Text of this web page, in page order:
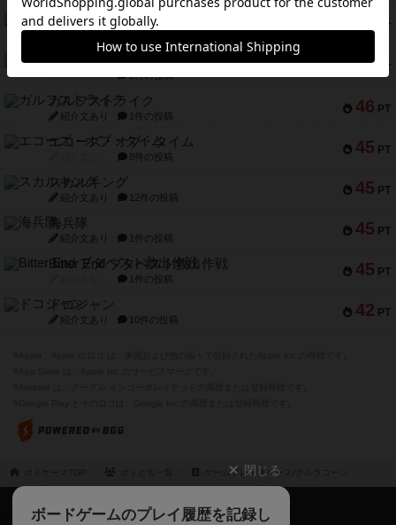
PT
アンブッシュ！：ムーブアウト！
51 PT
キャプテン・フリップ：イスラ・ボンバ
紹介文なし 2件の投稿
46 PT
ガルフストライク
紹介文あり 1件の投稿
45 PT
エコーズ・オブ・タイム
8件の投稿
45 PT
スカルキング
紹介文あり 12件の投稿
45 PT
海兵隊
紹介文あり 1件の投稿
45 PT
Bitter End ブタペスト救出作戦
1件の投稿
42 PT
ドコジャン
紹介文あり 10件の投稿
ゲームプレイスペース/クルラコーン
閉じる
ボードゲームのプレイ履歴を記録し
ボドゲーマTOP